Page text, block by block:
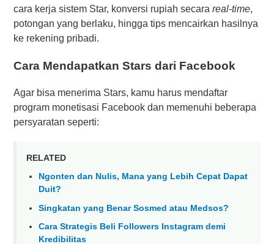
cara kerja sistem Star, konversi rupiah secara real-time,
potongan yang berlaku, hingga tips mencairkan hasilnya
ke rekening pribadi.
Cara Mendapatkan Stars dari Facebook
Agar bisa menerima Stars, kamu harus mendaftar
program monetisasi Facebook dan memenuhi beberapa
persyaratan seperti:
RELATED
Ngonten dan Nulis, Mana yang Lebih Cepat Dapat
Duit?
Singkatan yang Benar Sosmed atau Medsos?
Cara Strategis Beli Followers Instagram demi
Kredibilitas